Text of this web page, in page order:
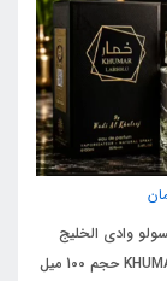
وادی الخلیج
KHUMAR ABSOLO حجم 100 میل